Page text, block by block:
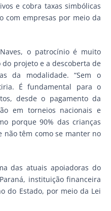
e cobra taxas simbólicas
com empresas por meio da
o patrocínio é muito
projeto e a descoberta de
da modalidade. “Sem o
É fundamental para o
desde o pagamento da
em torneios nacionais e
porque 90% das crianças
não têm como se manter no
das atuais apoiadoras do
instituição financeira
do Estado, por meio da Lei